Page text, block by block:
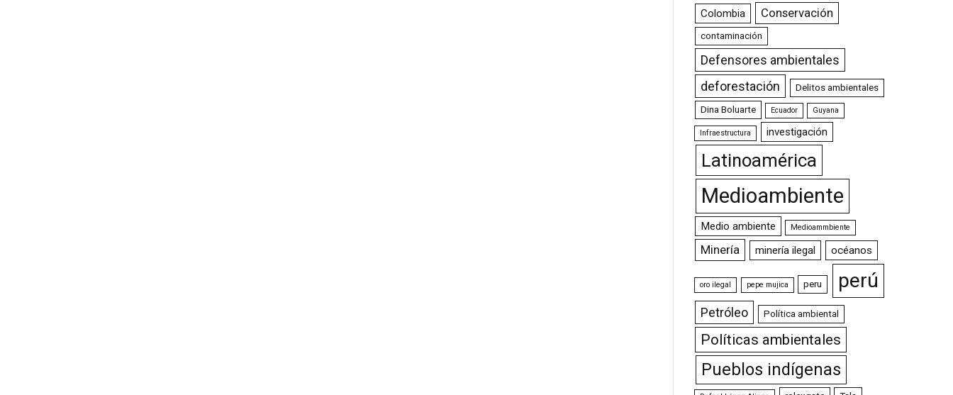
Colombia
Conservación
contaminación
Defensores ambientales
deforestación
Delitos ambientales
Dina Boluarte Ecuador Guyana
Infraestructura investigación
Latinoamérica
Medioambiente
Medio ambiente Medioammbiente
Minería minería ilegal océanos
oro ilegal pepe mujica peru perú
Petróleo Política ambiental
Políticas ambientales
Pueblos indígenas